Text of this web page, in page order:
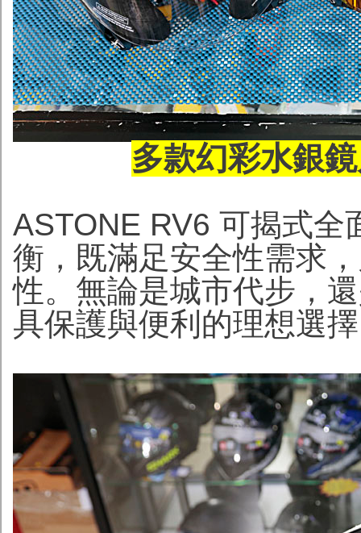
多款幻彩水銀
ASTONE RV6 可揭式全
衡，既滿足安全性需求
性。無論是城市代步，
具保護與便利的理想選